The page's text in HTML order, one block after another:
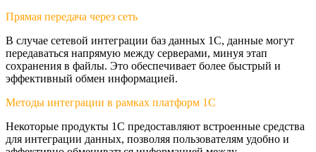
Прямая передача через сеть
В случае сетевой интеграции баз данных 1С, данные могут
передаваться напрямую между серверами, минуя этап
сохранения в файлы. Это обеспечивает более быстрый и
эффективный обмен информацией.
Методы интеграции в рамках платформ 1С
Некоторые продукты 1С предоставляют встроенные средства
для интеграции данных, позволяя пользователям удобно и